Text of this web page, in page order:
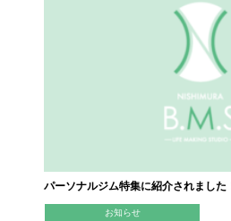
パーソナルジム特集に紹介されました
お知らせ